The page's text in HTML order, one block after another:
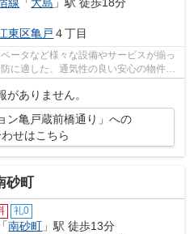
東区亀戸 ４丁目
ータなど様々な設備やサービスが揃っ
に適した、通気性の良い安心の物件で
...
がありません。
ン亀戸蔵前橋通り」への
せはこちら
町
礼0
「南砂町 」駅 徒歩13分